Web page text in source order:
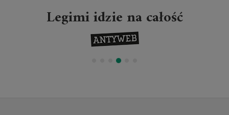
Legimi idzie na całość